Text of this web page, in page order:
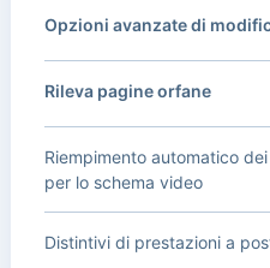
Opzioni avanzate di
Rileva pagine orfane
Riempimento automatico
per lo schema video
Distintivi di prestazioni a